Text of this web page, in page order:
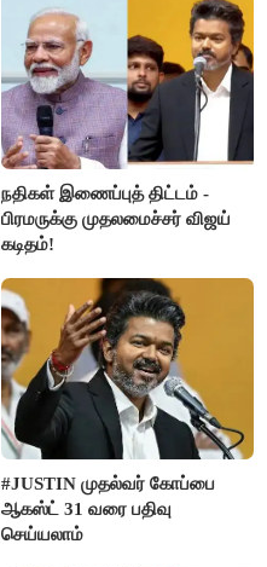
நதிகள் இணைப்புத் திட்டம் -
பிரமருக்கு முதலமைச்சர் விஜய்
கடிதம்!
#JUSTIN முதல்வர் கோப்பை
ஆகஸ்ட் 31 வரை பதிவு
செய்யலாம்